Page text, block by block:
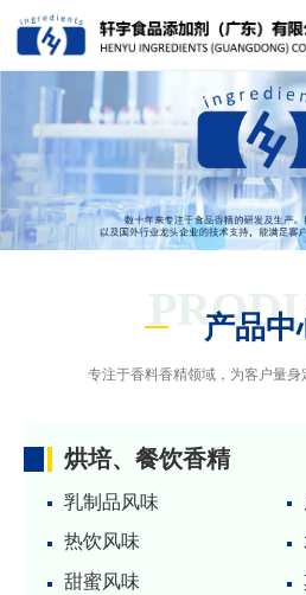
产品中
专注于香料香精领域，为客户量
烘培、餐饮香精
乳制品风味
热饮风味
甜蜜风味